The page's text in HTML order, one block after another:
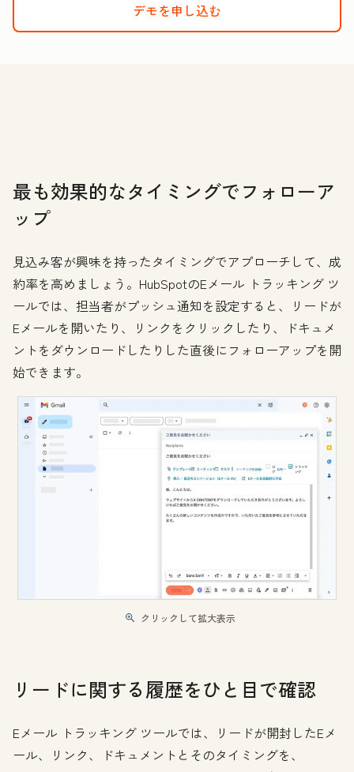
デモを申し込む
最も効果的なタイミングでフォローア
ップ
見込み客が興味を持ったタイミングでアプローチして、成
約率を高めましょう。HubSpotのEメール トラッキング ツ
ールでは、担当者がプッシュ通知を設定すると、リードが
Eメールを開いたり、リンクをクリックしたり、ドキュメ
ントをダウンロードしたりした直後にフォローアップを開
始できます。
クリックして拡大表示
リードに関する履歴をひと目で確認
Eメール トラッキング ツールでは、リードが開封したEメ
ール、リンク、ドキュメントとそのタイミングを、